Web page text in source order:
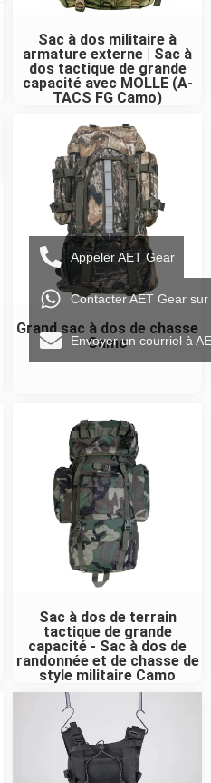
Sac à dos militaire à
armature externe | Sac à
dos tactique de grande
capacité avec MOLLE (A-
TACS FG Camo)
Grand sac à dos de chasse
Camo
Sac à dos de terrain
tactique de grande
capacité - Sac à dos de
randonnée et de chasse de
style militaire Camo
Appeler AET Gear
Contacter AET Gear
Envoyer un courriel à